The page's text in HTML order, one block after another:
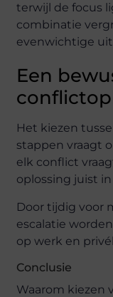
terwijl de focus
combinatie
evenwichtige
Een
Het kiezen
stappen vraagt
elk conflict
oplossing juist
Door tijdig voor
escalatie
op werk en
Conclusie
Waarom kiezen